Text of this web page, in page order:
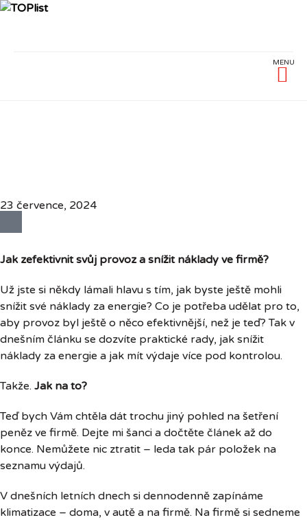
23 července, 2024
Jak zefektivnit svůj provoz a snížit náklady ve firmě?
Už jste si někdy lámali hlavu s tím, jak byste ještě mohli
snížit své náklady za energie? Co je potřeba udělat pro to,
aby provoz byl ještě o něco efektivnější, než je teď? Tak v
dnešním článku se dozvíte praktické rady, jak snížit
náklady za energie a jak mít výdaje více pod kontrolou.
Takže. Jak na to?
Teď bych Vám chtěla dát trochu jiný pohled na šetření
peněz ve firmě. Dejte mi šanci a dočtěte článek až do
konce. Nemůžete nic ztratit – leda tak pár položek na
seznamu výdajů.
V dnešních letních dnech si dennodenně zapínáme
klimatizace – doma, v autě a na firmě. Na firmě si sedneme